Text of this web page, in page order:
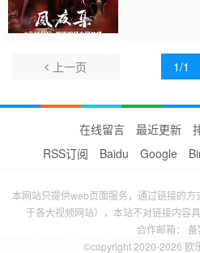
上一页 1/1
在线留言 最近更新
RSS订阅
Baidu Google
本网站只提供web页面服务，通过链接的
于各大视频网站），本站不对链接内容
合作邮箱： 备
©copyright 2020-2026 欧